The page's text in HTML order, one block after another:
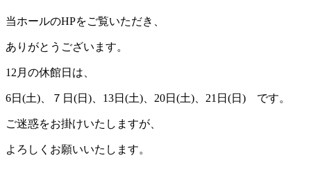
当ホールのHPをご覧いただき、
ありがとうございます。
12月の休館日は、
6日(土)、７日(日)、13日(土)、20日(土)、21日(日) です。
ご迷惑をお掛けいたしますが、
よろしくお願いいたします。